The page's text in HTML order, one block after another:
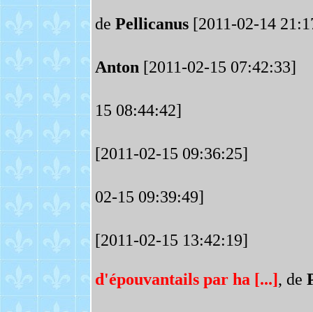
de Pellicanus[2011-02-14
Anton [2011-02-15 07:42:33]
15 08:44:42]
[2011-02-15 09:36:25]
02-15 09:39:49]
[2011-02-15 13:42:19]
d'épouvantails par ha [...], de